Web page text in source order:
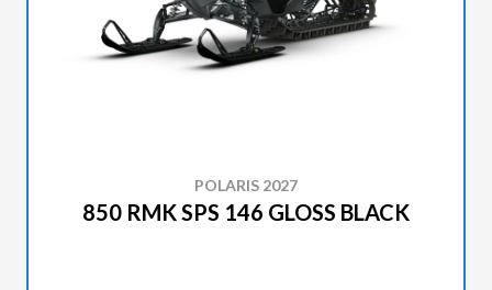
POLARIS 2027
850 RMK SPS 146 GLOSS BLACK